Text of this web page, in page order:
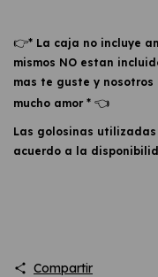
👉* La caja no incluye
mismos NO estan
mas te guste y
mucho amor * 👈
Las golosinas
acuerdo a la
Compartir